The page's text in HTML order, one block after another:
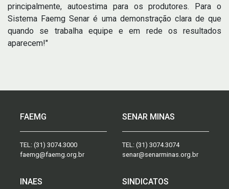
principalmente, autoestima para os produtores. Para o
Sistema Faemg Senar é uma demonstração clara de que
quando se trabalha equipe e em rede os resultados
aparecem!"
FAEMG
TEL: (31) 3074.3000
faemg@faemg.org.br
SENAR MINAS
TEL: (31) 3074.3074
senar@senarminas.org.br
INAES SINDICATOS